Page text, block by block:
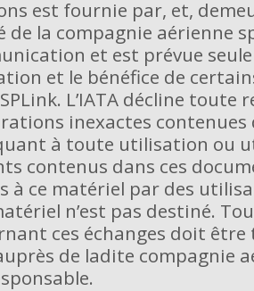
est fournie par, et,
de la compagnie aérienne
et est prévue
et le bénéfice de
L’IATA décline toute
inexactes contenues
à toute utilisation ou
contenus dans ces
à ce matériel par des
n’est pas destiné.
ces échanges doit
de ladite compagnie